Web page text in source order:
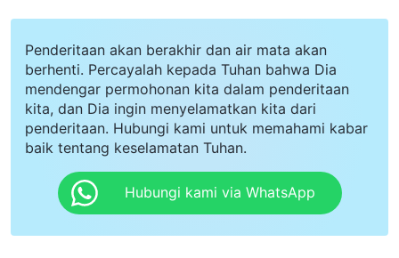
Penderitaan akan berakhir dan air mata akan
berhenti. Percayalah kepada Tuhan bahwa Dia
mendengar permohonan kita dalam penderitaan
kita, dan Dia ingin menyelamatkan kita dari
penderitaan. Hubungi kami untuk memahami kabar
baik tentang keselamatan Tuhan.
Hubungi kami via WhatsApp